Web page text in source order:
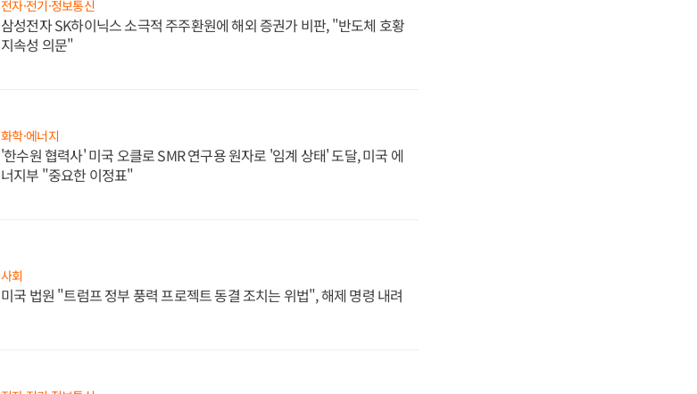
전자·전기·정보통신
삼성전자 SK하이닉스 소극적 주주환원에 해외 증권가 비판, "반도체 호황
지속성 의문"
화학·에너지
'한수원 협력사' 미국 오클로 SMR 연구용 원자로 '임계 상태' 도달, 미국 에
너지부 "중요한 이정표"
사회
미국 법원 "트럼프 정부 풍력 프로젝트 동결 조치는 위법", 해제 명령 내려